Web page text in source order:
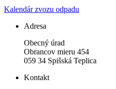
Kalendár zvozu odpadu
Adresa
Obecný úrad
Obrancov mieru 454
059 34 Spišská Teplica
Kontakt